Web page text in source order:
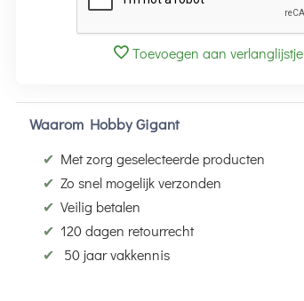
Toevoegen aan verlanglijstje
Waarom Hobby Gigant
✔ Met zorg geselecteerde producten
✔ Zo snel mogelijk verzonden
✔ Veilig betalen
✔ 120 dagen retourrecht
✔
50 jaar vakkennis